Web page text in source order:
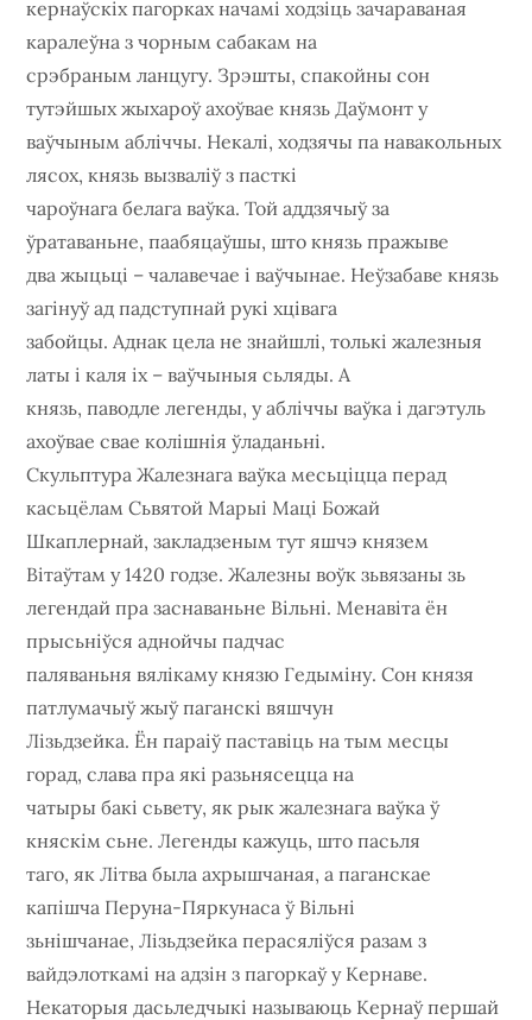
кернаўскіх пагорках начамі ходзіць зачараваная
каралеўна з чорным сабакам на
срэбраным ланцугу. Зрэшты, спакойны сон
тутэйшых жыхароў ахоўвае князь Даўмонт у
ваўчыным абліччы. Некалі, ходзячы па навакольных
лясох, князь вызваліў з пасткі
чароўнага белага ваўка. Той аддзячыў за
ўратаваньне, паабяцаўшы, што князь пражыве
два жыцьці – чалавечае і ваўчынае. Неўзабаве князь
загінуў ад падступнай рукі хцівага
забойцы. Аднак цела не знайшлі, толькі жалезныя
латы і каля іх – ваўчыныя сьляды. А
князь, паводле легенды, у абліччы ваўка і дагэтуль
ахоўвае свае колішнія ўладаньні.
Скульптура Жалезнага ваўка месьціцца перад
касьцёлам Сьвятой Марыі Маці Божай
Шкаплернай, закладзеным тут яшчэ князем
Вітаўтам у 1420 годзе. Жалезны воўк зьвязаны зь
легендай пра заснаваньне Вільні. Менавіта ён
прысьніўся аднойчы падчас
паляваньня вялікаму князю Гедыміну. Сон князя
патлумачыў жыў паганскі вяшчун
Лізьдзейка. Ён параіў паставіць на тым месцы
горад, слава пра які разьнясецца на
чатыры бакі сьвету, як рык жалезнага ваўка ў
княскім сьне. Легенды кажуць, што пасьля
таго, як Літва была ахрышчаная, а паганскае
капішча Перуна-Пяркунаса ў Вільні
зьнішчанае, Лізьдзейка перасяліўся разам з
вайдэлоткамі на адзін з пагоркаў у Кернаве.
Некаторыя дасьледчыкі называюць Кернаў першай